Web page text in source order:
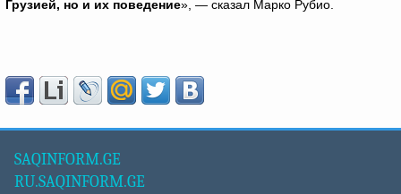
Грузией, но и их поведение», — сказал Марко Рубио.
SAQINFORM.GE
RU.SAQINFORM.GE